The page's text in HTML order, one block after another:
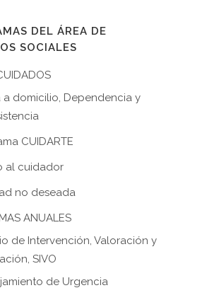
DEL ÁREA DE
SOCIALES
a domicilio, Dependencia y
CUIDARTE
al cuidador
no deseada
ANUALES
de Intervención, Valoración y
SIVO
de Urgencia